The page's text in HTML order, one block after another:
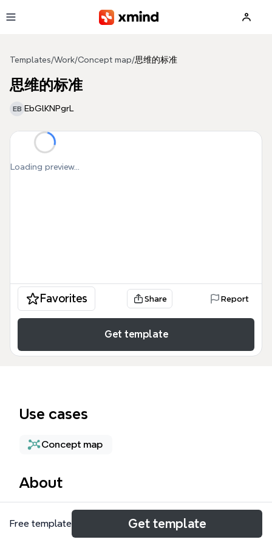
Templates/Work/Concept map/思维的标准
思维的标准
EB EbGlKNPgrL
Loading preview...
Favorites Share Report
Get template
Use cases
Concept map
About
《思维的标准》模板是Xmind提供的一张结构化思维训
练工具，涵盖9大批判性思维维度：清晰性、准确性、
精确性、相关性、深度、广度、逻辑性、重要性和公正
Free template Get template